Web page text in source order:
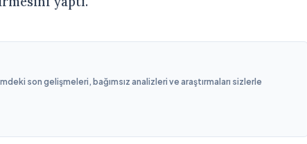
son gelişmeleri, bağımsız analizleri ve araştırmaları sizlerle